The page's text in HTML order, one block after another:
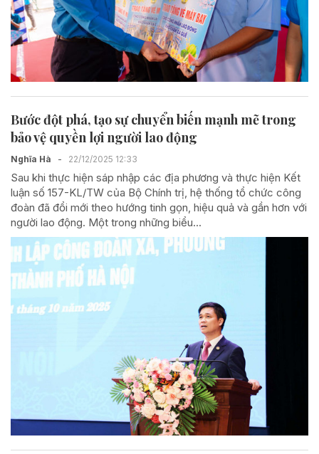
Bước đột phá, tạo sự chuyển biến mạnh mẽ trong
bảo vệ quyền lợi người lao động
Nghĩa Hà - 22/12/2025 12:33
Sau khi thực hiện sáp nhập các địa phương và thực hiện Kết
luận số 157-KL/TW của Bộ Chính trị, hệ thống tổ chức công
đoàn đã đổi mới theo hướng tinh gọn, hiệu quả và gần hơn với
người lao động. Một trong những biểu...